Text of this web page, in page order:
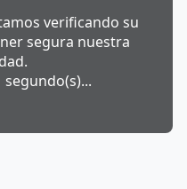
verificando su
segura nuestra
segundo(s)...